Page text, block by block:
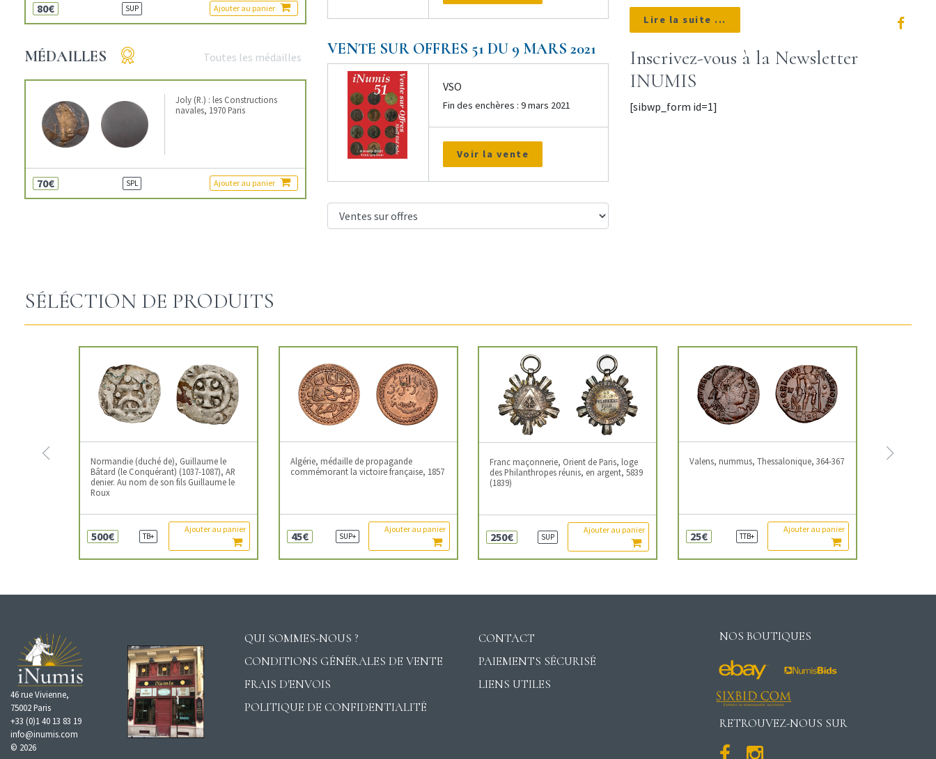
80€ SUP Ajouter au panier
MÉDAILLES Toutes les médailles
Joly (R.) : les Constructions
navales, 1970 Paris
70€ SPL Ajouter au panier
VENTE SUR OFFRES 51 DU 9 MARS 2021
VSO
Fin des enchères : 9 mars 2021
Voir la vente
Lire la suite ...
Inscrivez-vous à la Newsletter
INUMIS
[sibwp_form id=1]
SÉLÉCTION DE PRODUITS
Normandie (duché de), Guillaume le
Bâtard (le Conquérant) (1037-1087), AR
denier. Au nom de son fils Guillaume le
Roux
500€ TB+
Ajouter au panier
Algérie, médaille de propagande
commémorant la victoire française, 1857
45€ SUP+
Ajouter au panier
Franc maçonnerie, Orient de Paris, loge
des Philanthropes réunis, en argent, 5839
(1839)
250€ SUP
Ajouter au panier
Valens, nummus, Thessalonique, 364-367
25€ TTB+
Ajouter au panier
Previous Next
46 rue Vivienne,
75002 Paris
+33 (0)1 40 13 83 19
info@inumis.com
© 2026
QUI SOMMES-NOUS ?
CONDITIONS GÉNÉRALES DE VENTE
FRAIS D'ENVOIS
POLITIQUE DE CONFIDENTIALITÉ
CONTACT
PAIEMENTS SÉCURISÉ
LIENS UTILES
NOS BOUTIQUES
RETROUVEZ-NOUS SUR